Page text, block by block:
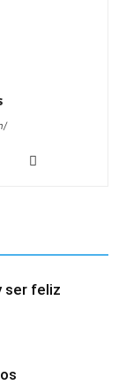
ser feliz